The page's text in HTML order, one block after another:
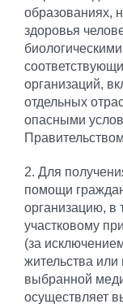
образованиях,
здоровья
организаций,
отдельных
опасными
2. Для
помощи
организацию, в
участковому
(за
жительства
выбранной
осуществляет